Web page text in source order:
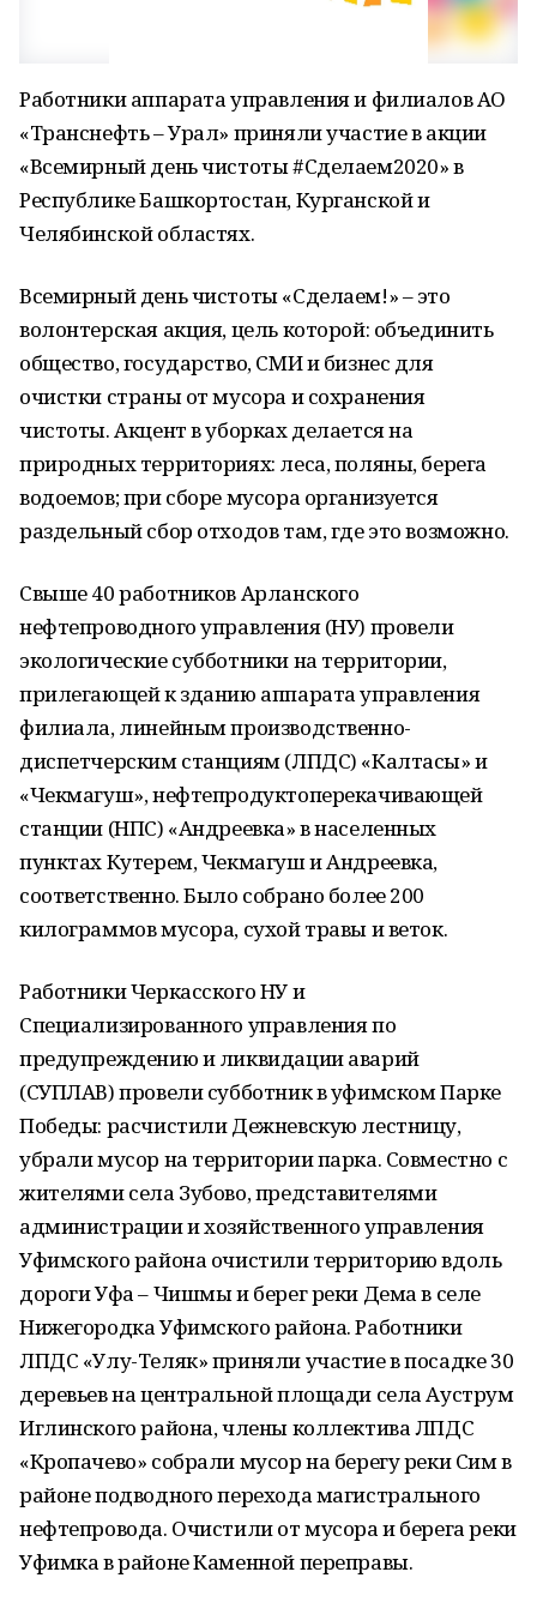
Работники аппарата управления и филиалов АО
«Транснефть – Урал» приняли участие в акции
«Всемирный день чистоты #Сделаем2020» в
Республике Башкортостан, Курганской и
Челябинской областях.
Всемирный день чистоты «Сделаем!» – это
волонтерская акция, цель которой: объединить
общество, государство, СМИ и бизнес для
очистки страны от мусора и сохранения
чистоты. Акцент в уборках делается на
природных территориях: леса, поляны, берега
водоемов; при сборе мусора организуется
раздельный сбор отходов там, где это возможно.
Свыше 40 работников Арланского
нефтепроводного управления (НУ) провели
экологические субботники на территории,
прилегающей к зданию аппарата управления
филиала, линейным производственно-
диспетчерским станциям (ЛПДС) «Калтасы» и
«Чекмагуш», нефтепродуктоперекачивающей
станции (НПС) «Андреевка» в населенных
пунктах Кутерем, Чекмагуш и Андреевка,
соответственно. Было собрано более 200
килограммов мусора, сухой травы и веток.
Работники Черкасского НУ и
Специализированного управления по
предупреждению и ликвидации аварий
(СУПЛАВ) провели субботник в уфимском Парке
Победы: расчистили Дежневскую лестницу,
убрали мусор на территории парка. Совместно с
жителями села Зубово, представителями
администрации и хозяйственного управления
Уфимского района очистили территорию вдоль
дороги Уфа – Чишмы и берег реки Дема в селе
Нижегородка Уфимского района. Работники
ЛПДС «Улу-Теляк» приняли участие в посадке 30
деревьев на центральной площади села Ауструм
Иглинского района, члены коллектива ЛПДС
«Кропачево» собрали мусор на берегу реки Сим в
районе подводного перехода магистрального
нефтепровода. Очистили от мусора и берега реки
Уфимка в районе Каменной переправы.